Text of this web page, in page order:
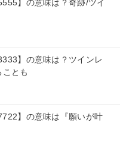
】の意味は？奇跡/ツイ
】の意味は？ツインレ
とも
】の意味は『願いが叶